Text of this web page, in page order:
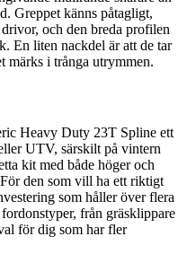
Greppet känns påtagligt,
och den breda profilen
En liten nackdel är att de tar
märks i trånga utrymmen.
Heavy Duty 23T Spline ett
UTV, särskilt på vintern
kit med både höger och
den som vill ha ett riktigt
som håller över flera
från gräsklippare
för dig som har fler